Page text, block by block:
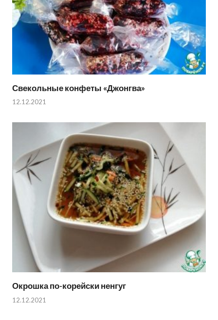
Свекольные конфеты «Джонгва»
12.12.2021
Окрошка по-корейски ненгуг
12.12.2021